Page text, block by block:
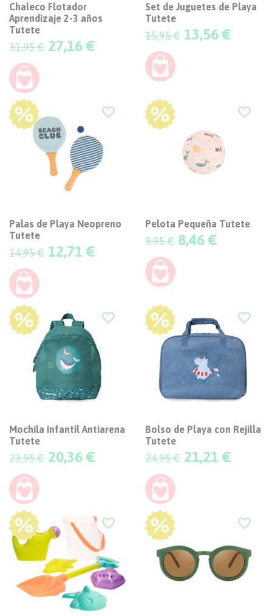
Chaleco Flotador
Aprendizaje 2-3 años
Tutete
31,95 € Precio
27,16 €
Set de Juguetes de Playa
Tutete
15,95 € Precio
13,56 €
Palas de Playa Neopreno
Tutete
14,95 € Precio
12,71 €
-15% favorite_border
Pelota Pequeña Tutete
9,95 € Precio
8,46 €
-15% favorite_border
Mochila Infantil Antiarena
Tutete
23,95 € Precio
20,36 €
-15% favorite_border
Bolso de Playa con Rejilla
Tutete
24,95 € Precio
21,21 €
-15% favorite_border
-40% favorite_border -25% favorite_border